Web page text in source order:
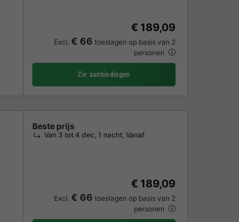
€ 189,09
Excl. € 66 toeslagen op basis van 2
personen
Zie aanbiedingen
Beste prijs
Van 3 tot 4 dec, 1 nacht, Vanaf
€ 189,09
Excl. € 66 toeslagen op basis van 2
personen